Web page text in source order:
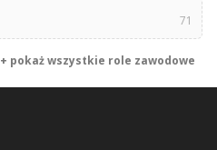
71
+ pokaż wszystkie role zawodowe